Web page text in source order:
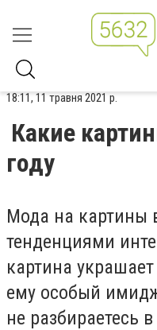
18:11, 11 травня 2021 р.
Какие
году
Мода на картины
тенденциями
картина
ему особый
не разбираетесь